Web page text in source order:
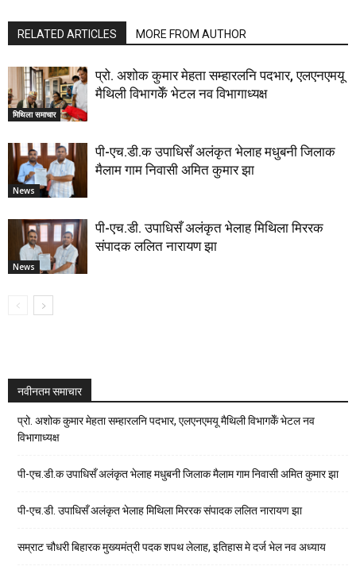
RELATED ARTICLES MORE FROM AUTHOR
मिथिला समाचार
प्रो. अशोक कुमार मेहता सम्हारलनि पदभार, एलएनएमयू
मैथिली विभागकेँ भेटल नव विभागाध्यक्ष
News
पी-एच.डी.क उपाधिसँ अलंकृत भेलाह मधुबनी जिलाक
मैलाम गाम निवासी अमित कुमार झा
News
पी-एच.डी. उपाधिसँ अलंकृत भेलाह मिथिला मिररक
संपादक ललित नारायण झा
नवीनतम समाचार
प्रो. अशोक कुमार मेहता सम्हारलनि पदभार, एलएनएमयू मैथिली विभागकेँ भेटल नव
विभागाध्यक्ष
पी-एच.डी.क उपाधिसँ अलंकृत भेलाह मधुबनी जिलाक मैलाम गाम निवासी अमित कुमार झा
पी-एच.डी. उपाधिसँ अलंकृत भेलाह मिथिला मिररक संपादक ललित नारायण झा
सम्राट चौधरी बिहारक मुख्यमंत्री पदक शपथ लेलाह, इतिहास मे दर्ज भेल नव अध्याय